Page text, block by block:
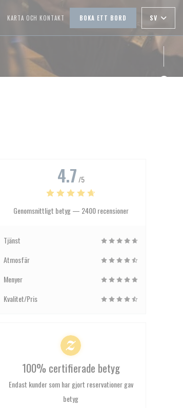
((ÖPPNAS I ETT NYTT FÖNSTER))
KARTA OCH KONTAKT BOKA ETT BORD SV
4.7 /5
Genomsnittligt betyg — 2400 recensioner
Tjänst
Atmosfär
Menyer
Kvalitet/Pris
100% certifierade betyg
Endast kunder som har gjort reservationer gav
betyg